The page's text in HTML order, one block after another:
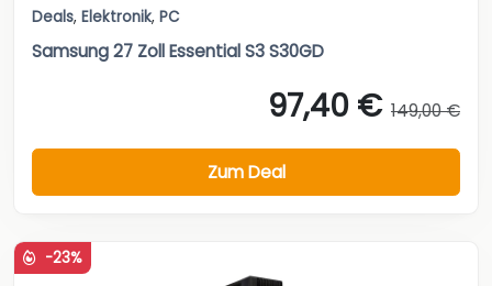
Deals, Elektronik, PC
Samsung 27 Zoll Essential S3 S30GD
97,40 € 149,00 €
Zum Deal
-23%